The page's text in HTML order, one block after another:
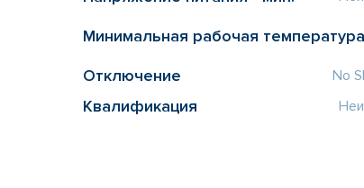
Минимальная рабочая температура
Отключение No
Квалификация